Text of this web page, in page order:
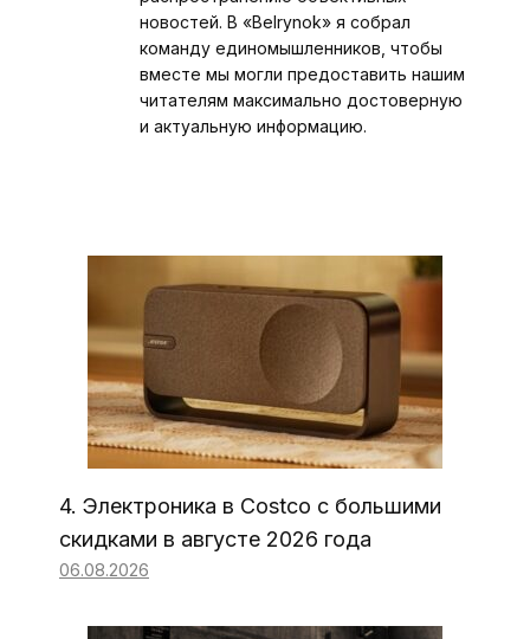
новостей. В «Belrynok» я собрал
команду единомышленников, чтобы
вместе мы могли предоставить нашим
читателям максимально достоверную
и актуальную информацию.
4. Электроника в Costco с большими
скидками в августе 2026 года
06.08.2026